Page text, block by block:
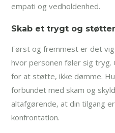
empati og vedholdenhed.
Skab et trygt og
Først og fremmest er det
hvor personen føler sig
for at støtte, ikke dømme.
forbundet med skam og
altafgørende, at din tilgang
konfrontation.